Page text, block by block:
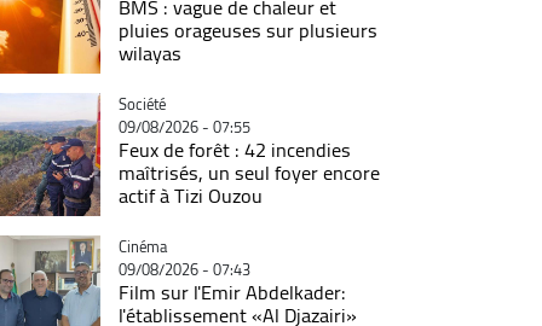
BMS : vague de chaleur et
pluies orageuses sur plusieurs
wilayas
Catégorie
Société
09/08/2026 - 07:55
Feux de forêt : 42 incendies
maîtrisés, un seul foyer encore
actif à Tizi Ouzou
Catégorie
Cinéma
09/08/2026 - 07:43
Film sur l'Emir Abdelkader:
l'établissement «Al Djazairi»